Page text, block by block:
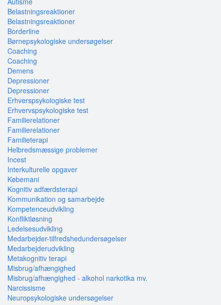
Belastningsreaktioner
Belastningsreaktioner
Borderline
Børnepsykologiske undersøgelser
Coaching
Coaching
Demens
Depressioner
Depressioner
Erhverspsykologiske test
Erhvervspsykologiske test
Familierelationer
Familierelationer
Familieterapi
Helbredsmæssige problemer
Incest
Interkulturelle opgaver
Købemani
Kognitiv adfærdsterapi
Kommunikation og samarbejde
Kompetenceudvikling
Konfliktløsning
Ledelsesudvikling
Medarbejder-tilfredshedundersøgelser
Medarbejderudvikling
Metakognitiv terapi
Misbrug/afhængighed
Misbrug/afhængighed - alkohol narkotika mv.
Narcissisme
Neuropsykologiske undersøgelser